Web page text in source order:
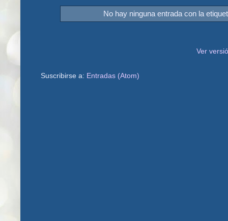
No hay ninguna entrada con la
Ver
Suscribirse a: Entradas (Atom)